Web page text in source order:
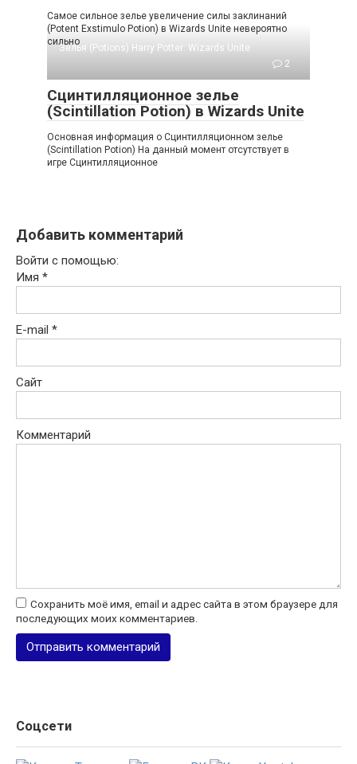
Самое сильное зелье увеличение силы заклинаний
(Potent Exstimulo Potion) в Wizards Unite невероятно
сильно
Зелья (Potions) Harry Potter: Wizards Unite
2
Сцинтилляционное зелье
(Scintillation Potion) в Wizards Unite
Основная информация о Сцинтилляционном зелье
(Scintillation Potion) На данный момент отсутствует в
игре Сцинтилляционное
Добавить комментарий
Войти с помощью:
Имя *
E-mail *
Сайт
Комментарий
Сохранить моё имя, email и адрес сайта в этом браузере для
последующих моих комментариев.
Соцсети